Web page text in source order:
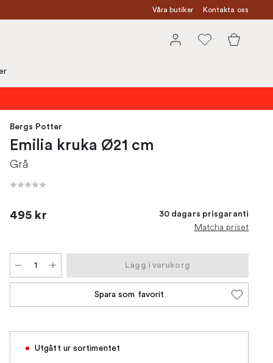
Våra butiker Kontakta oss
Bergs Potter
Emilia kruka Ø21 cm
Grå
495 kr 30 dagars prisgaranti
Matcha priset
Lägg i varukorg
Spara som favorit
Utgått ur sortimentet